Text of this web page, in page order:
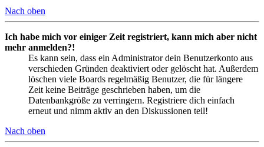
Nach oben
Ich habe mich vor einiger Zeit registriert, kann mich aber nicht
mehr anmelden?!
Es kann sein, dass ein Administrator dein Benutzerkonto aus
verschieden Gründen deaktiviert oder gelöscht hat. Außerdem
löschen viele Boards regelmäßig Benutzer, die für längere
Zeit keine Beiträge geschrieben haben, um die
Datenbankgröße zu verringern. Registriere dich einfach
erneut und nimm aktiv an den Diskussionen teil!
Nach oben